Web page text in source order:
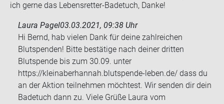
ich gerne das Lebensretter-​Badetuch, Danke!
Laura Pagel03.03.2021, 09:38 Uhr
Hi Bernd, hab vielen Dank für deine zahlreichen
Blutspenden! Bitte bestätige nach deiner dritten
Blutspende bis zum 30.09. unter
https://kleinaberhannah.blutspende-leben.de/ dass du
an der Aktion teilnehmen möchtest. Wir senden dir dein
Badetuch dann zu. Viele Grüße Laura vom